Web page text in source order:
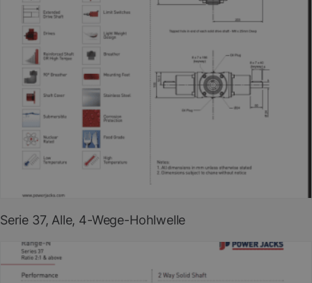
PDF herunterladen(EN)
Serie 37, Alle, 4-Wege-Hohlwelle